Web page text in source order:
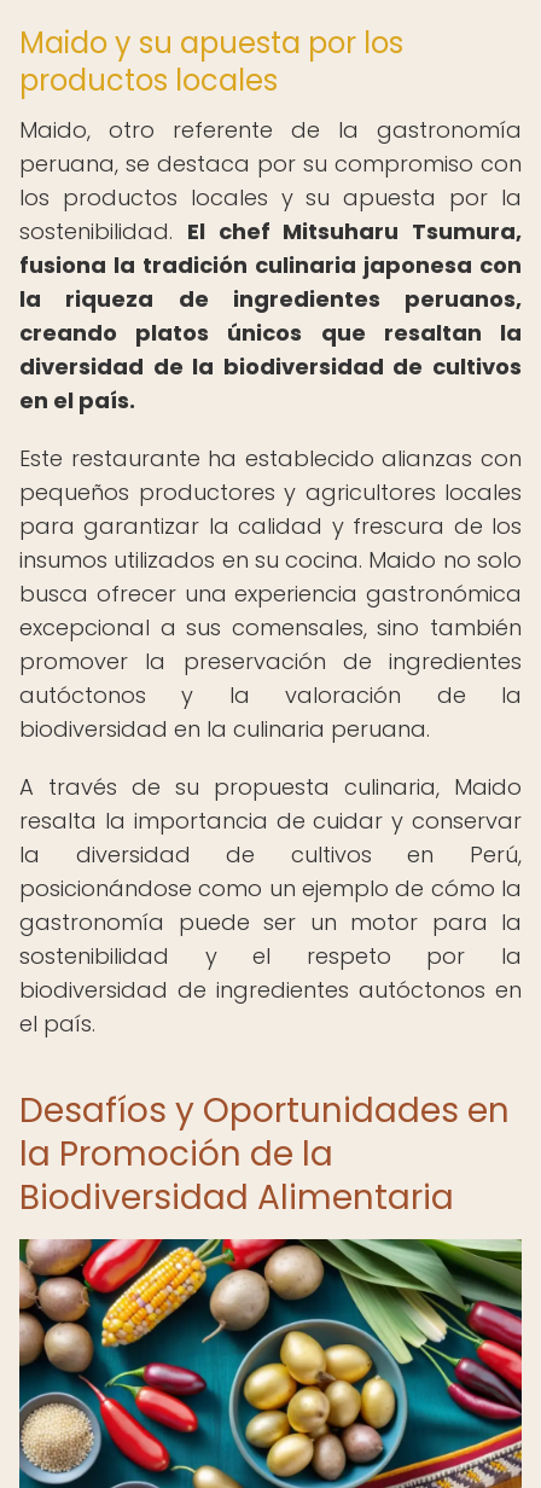
Maido y su apuesta por los
productos locales
Maido, otro referente de la gastronomía
peruana, se destaca por su compromiso con
los productos locales y su apuesta por la
sostenibilidad. El chef Mitsuharu Tsumura,
fusiona la tradición culinaria japonesa con
la riqueza de ingredientes peruanos,
creando platos únicos que resaltan la
diversidad de la biodiversidad de cultivos
en el país.
Este restaurante ha establecido alianzas con
pequeños productores y agricultores locales
para garantizar la calidad y frescura de los
insumos utilizados en su cocina. Maido no solo
busca ofrecer una experiencia gastronómica
excepcional a sus comensales, sino también
promover la preservación de ingredientes
autóctonos y la valoración de la
biodiversidad en la culinaria peruana.
A través de su propuesta culinaria, Maido
resalta la importancia de cuidar y conservar
la diversidad de cultivos en Perú,
posicionándose como un ejemplo de cómo la
gastronomía puede ser un motor para la
sostenibilidad y el respeto por la
biodiversidad de ingredientes autóctonos en
el país.
Desafíos y Oportunidades en
la Promoción de la
Biodiversidad Alimentaria